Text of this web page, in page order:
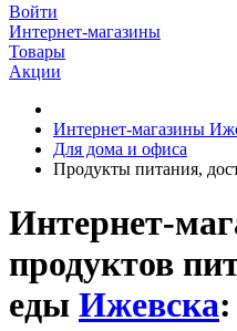
Войти
Интернет-магазины
Товары
Акции
Интернет-магазины
Для дома и офиса
Продукты питания,
Интернет-
продуктов
еды Ижевска